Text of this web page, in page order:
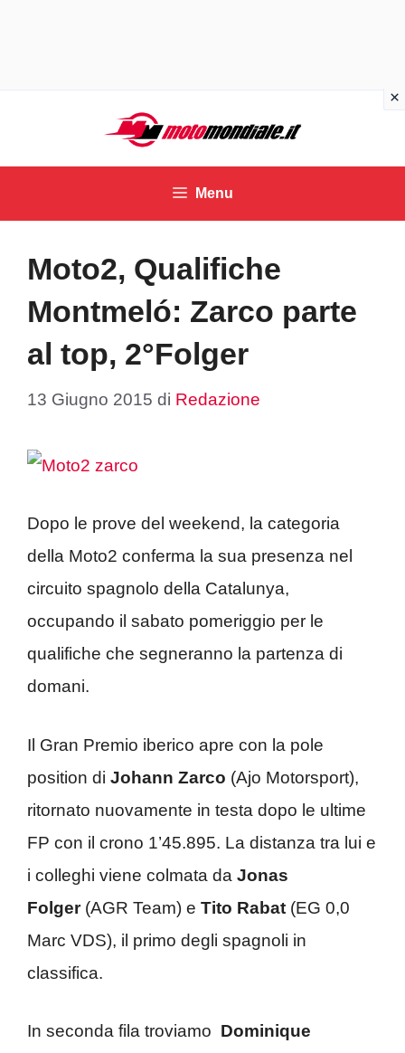
contenuto
Menu
Moto2, Qualifiche
Montmeló: Zarco parte
al top, 2°Folger
13 Giugno 2015 di Redazione
Dopo le prove del weekend, la categoria
della Moto2 conferma la sua presenza nel
circuito spagnolo della Catalunya,
occupando il sabato pomeriggio per le
qualifiche che segneranno la partenza di
domani.
Il Gran Premio iberico apre con la pole
position di Johann Zarco (Ajo Motorsport),
ritornato nuovamente in testa dopo le ultime
FP con il crono 1’45.895. La distanza tra lui e
i colleghi viene colmata da Jonas
Folger (AGR Team) e Tito Rabat (EG 0,0
Marc VDS), il primo degli spagnoli in
classifica.
In seconda fila troviamo Dominique